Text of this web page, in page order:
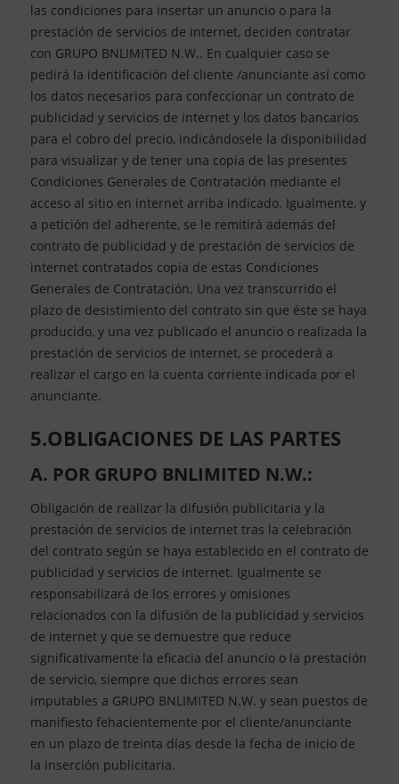
las condiciones para insertar un anuncio o para la
prestación de servicios de internet, deciden contratar
con GRUPO BNLIMITED N.W.. En cualquier caso se
pedirá la identificación del cliente /anunciante así como
los datos necesarios para confeccionar un contrato de
publicidad y servicios de internet y los datos bancarios
para el cobro del precio, indicándosele la disponibilidad
para visualizar y de tener una copia de las presentes
Condiciones Generales de Contratación mediante el
acceso al sitio en internet arriba indicado. Igualmente, y
a petición del adherente, se le remitirá además del
contrato de publicidad y de prestación de servicios de
internet contratados copia de estas Condiciones
Generales de Contratación. Una vez transcurrido el
plazo de desistimiento del contrato sin que éste se haya
producido, y una vez publicado el anuncio o realizada la
prestación de servicios de internet, se procederá a
realizar el cargo en la cuenta corriente indicada por el
anunciante.
5.OBLIGACIONES DE LAS PARTES
A. POR GRUPO BNLIMITED N.W.:
Obligación de realizar la difusión publicitaria y la
prestación de servicios de internet tras la celebración
del contrato según se haya establecido en el contrato de
publicidad y servicios de internet. Igualmente se
responsabilizará de los errores y omisiones
relacionados con la difusión de la publicidad y servicios
de internet y que se demuestre que reduce
significativamente la eficacia del anuncio o la prestación
de servicio, siempre que dichos errores sean
imputables a GRUPO BNLIMITED N.W. y sean puestos de
manifiesto fehacientemente por el cliente/anunciante
en un plazo de treinta días desde la fecha de inicio de
la inserción publicitaria.